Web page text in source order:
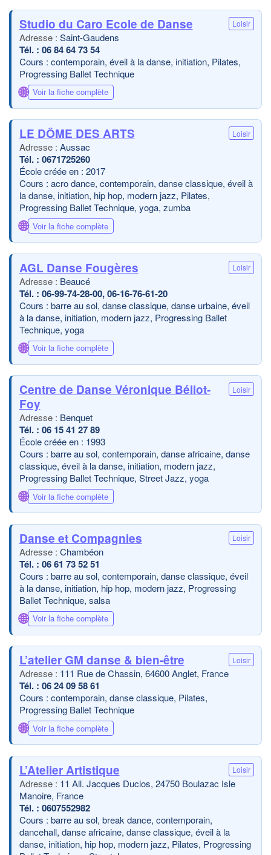
Studio du Caro Ecole de Danse Loisir
Saint-Gaudens
06 84 64 73 54
Cours : contemporain, éveil à la danse, initiation, Pilates,
Progressing Ballet Technique
🌐 Voir la fiche complète
LE DÔME DES ARTS Loisir
Aussac
0671725260
École créée en : 2017
Cours : acro dance, contemporain, danse classique, éveil à
la danse, initiation, hip hop, modern jazz, Pilates,
Progressing Ballet Technique, yoga, zumba
🌐 Voir la fiche complète
AGL Danse Fougères Loisir
Beaucé
06-99-74-28-00, 06-16-76-61-20
Cours : barre au sol, danse classique, danse urbaine, éveil
à la danse, initiation, modern jazz, Progressing Ballet
Technique, yoga
🌐 Voir la fiche complète
Centre de Danse Véronique Béliot-
Foy
Loisir
Benquet
06 15 41 27 89
École créée en : 1993
Cours : barre au sol, contemporain, danse africaine, danse
classique, éveil à la danse, initiation, modern jazz,
Progressing Ballet Technique, Street Jazz, yoga
🌐 Voir la fiche complète
Danse et Compagnies Loisir
Chambéon
06 61 73 52 51
Cours : barre au sol, contemporain, danse classique, éveil
à la danse, initiation, hip hop, modern jazz, Progressing
Ballet Technique, salsa
🌐 Voir la fiche complète
L’atelier GM danse & bien-être Loisir
111 Rue de Chassin, 64600 Anglet, France
06 24 09 58 61
Cours : contemporain, danse classique, Pilates,
Progressing Ballet Technique
🌐 Voir la fiche complète
L’Atelier Artistique Loisir
11 All. Jacques Duclos, 24750 Boulazac Isle
Manoire, France
0607552982
Cours : barre au sol, break dance, contemporain,
dancehall, danse africaine, danse classique, éveil à la
danse, initiation, hip hop, modern jazz, Pilates, Progressing